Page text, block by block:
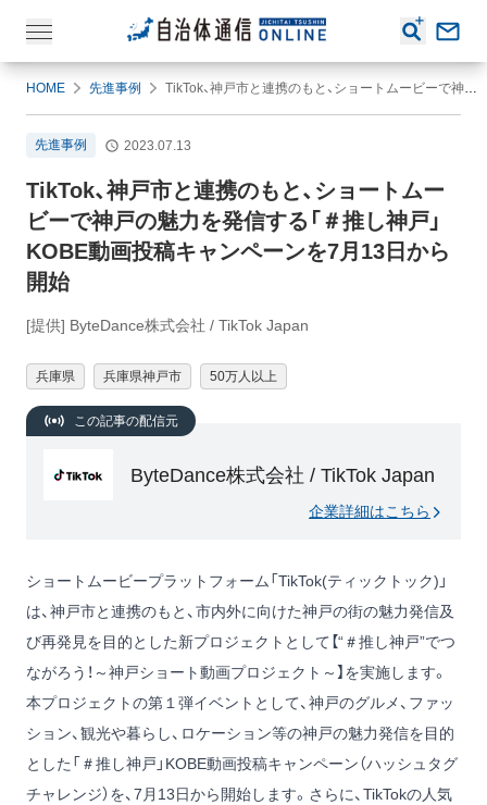
HOME 先進事例 TikTok、神戸市と連携のもと、ショートムービーで神戸の魅力を発信する「＃推し神戸」KOBE動画投稿キャンペーンを7月13日から開始
先進事例 2023.07.13
TikTok、神戸市と連携のもと、ショートムー
ビーで神戸の魅力を発信する「＃推し神戸」
KOBE動画投稿キャンペーンを7月13日から
開始
[提供] ByteDance株式会社 / TikTok Japan
兵庫県 兵庫県神戸市 50万人以上
この記事の配信元
ByteDance株式会社 / TikTok Japan
企業詳細はこちら
ショートムービープラットフォーム「TikTok(ティックトック)」
は、神戸市と連携のもと、市内外に向けた神戸の街の魅力発信及
び再発見を目的とした新プロジェクトとして【“＃推し神戸”でつ
ながろう！～神戸ショート動画プロジェクト～】を実施します。
本プロジェクトの第１弾イベントとして、神戸のグルメ、ファッ
ション、観光や暮らし、ロケーション等の神戸の魅力発信を目的
とした「＃推し神戸」KOBE動画投稿キャンペーン（ハッシュタグ
チャレンジ）を、7月13日から開始します。さらに、TikTokの人気